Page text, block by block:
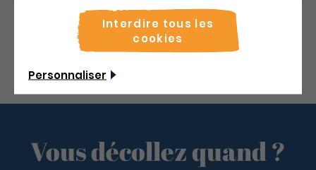
Découvrir
Vous décollez quand ?
Interdire tous les
cookies
Personnaliser